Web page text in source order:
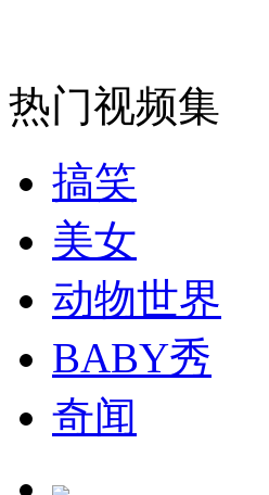
消防员救轻生者 花炮节热闹
司机酒驾遇交警 急速倒车逃
热门视频集
搞笑
美女
动物世界
BABY秀
奇闻